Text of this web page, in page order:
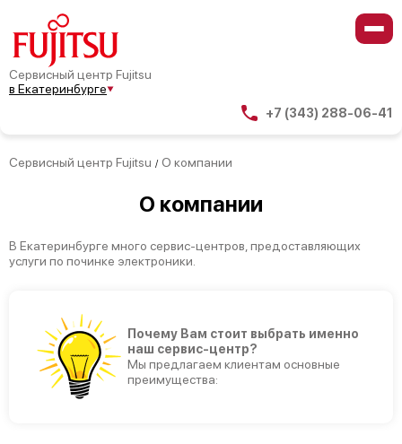
Сервисный центр Fujitsu
в Екатеринбурге
+7 (343) 288-06-41
Сервисный центр Fujitsu / О компании
О компании
В Екатеринбурге много сервис-центров, предоставляющих
услуги по починке электроники.
Почему Вам стоит выбрать именно
наш сервис-центр?
Мы предлагаем клиентам основные
преимущества: